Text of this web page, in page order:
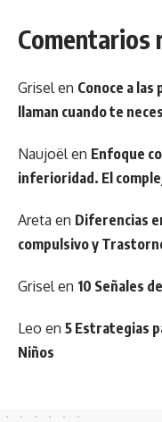
Comentarios
Grisel en Conoce a
llaman cuando te
Naujoël en Enfoque
inferioridad. El
Areta en Diferencias
compulsivo y
Grisel en 10 Señales
Leo en 5 Estrategias
Niños